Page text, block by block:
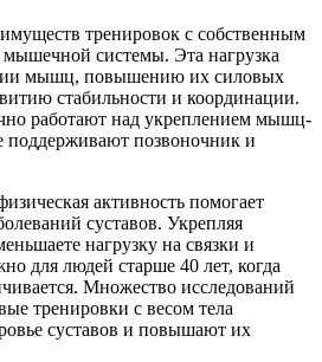
тренировок с собственным
мышечной системы. Эта нагрузка
мышц, повышению их силовых
стабильности и координации.
работают над укреплением мышц-
поддерживают позвоночник и
активность помогает
суставов. Укрепляя
нагрузку на связки и
для людей старше 40 лет, когда
Множество исследований
тренировки с весом тела
суставов и повышают их